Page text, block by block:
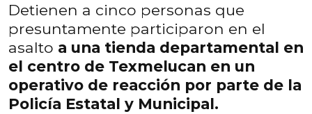
Detienen a cinco personas que
presuntamente participaron en el
asalto a una tienda departamental en
el centro de Texmelucan en un
operativo de reacción por parte de la
Policía Estatal y Municipal.